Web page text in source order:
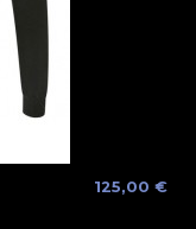
125,00 €